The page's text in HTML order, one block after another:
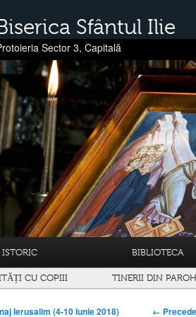
Sfântul Ilie
Sector 3, Capitală
ISTORIC BIBLIOTECA
CU COPIII TINERII DIN
←
Ierusalim (4-10 Iunie 2018)